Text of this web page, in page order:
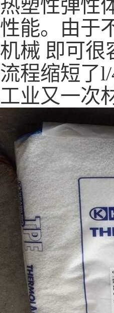
热塑性弹性
性能。由于
机械 即可很
流程缩短了
工业又一次